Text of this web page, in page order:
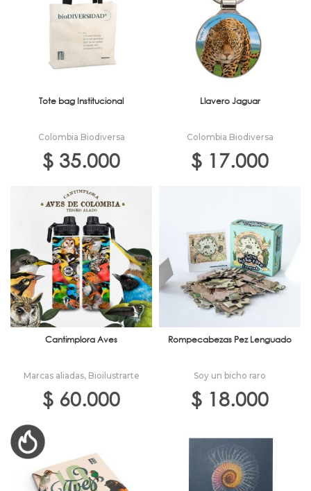
Tote bag Institucional
Colombia Biodiversa
$ 35.000
Llavero Jaguar
Colombia Biodiversa
$ 17.000
Cantimplora Aves
Marcas aliadas, Bioilustrarte
$ 60.000
Rompecabezas Pez Lenguado
Soy un bicho raro
$ 18.000